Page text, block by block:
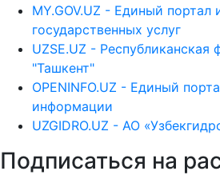
MY.GOV.UZ - Единый портал
государственных услуг
UZSE.UZ - Республиканская
"Ташкент"
OPENINFO.UZ - Единый
информации
UZGIDRO.UZ - АО
Подписаться на